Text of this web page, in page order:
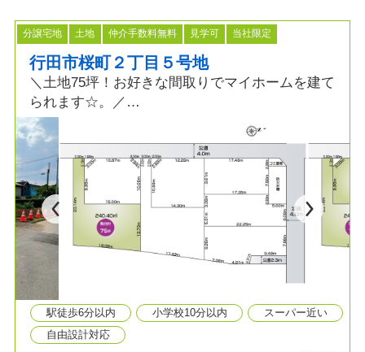
分譲宅地 土地 仲介手数料無料 見学可 当社限定
行田市桜町２丁目５号地
＼土地75坪！お好きな間取りでマイホームを建て
られます☆。／
【行田市桜町２丁目５号地】
≫POINT
◆土地広 約75坪！条件付売地
◆主要道路に出やすい立地
◆学校が徒歩7分圏内で通学も楽々♪
≫生活環境
◆桜ヶ丘小学校 徒歩８分
◆長野中学校 徒歩２分
◆マミーマート 徒歩９分
◆クスリのアオキ 徒歩９分
駅徒歩6分以内 小学校10分以内
スーパー近い
自由設計対応